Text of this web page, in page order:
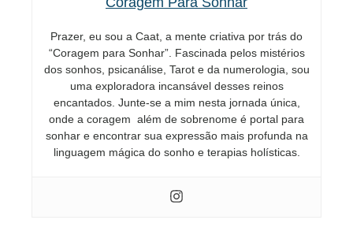
Prazer, eu sou a Caat, a mente criativa por trás do
“Coragem para Sonhar”. Fascinada pelos mistérios
dos sonhos, psicanálise, Tarot e da numerologia, sou
uma exploradora incansável desses reinos
encantados. Junte-se a mim nesta jornada única,
onde a coragem além de sobrenome é portal para
sonhar e encontrar sua expressão mais profunda na
linguagem mágica do sonho e terapias holísticas.